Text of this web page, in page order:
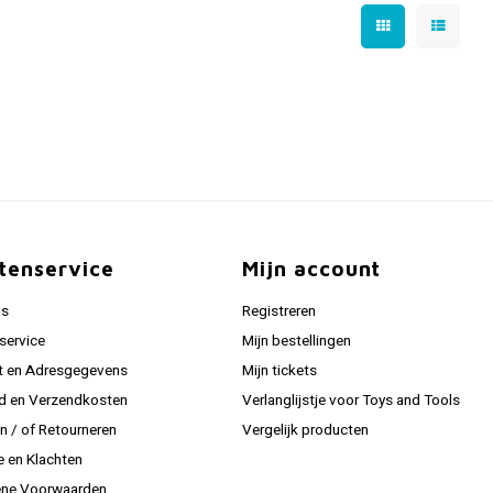
en Adresgegevens
en Verzendkosten
/ of Retourneren
en Klachten
Mijn account
Registreren
Mijn bestellingen
Mijn tickets
Verlanglijstje voor Toys and Tools
Vergelijk producten